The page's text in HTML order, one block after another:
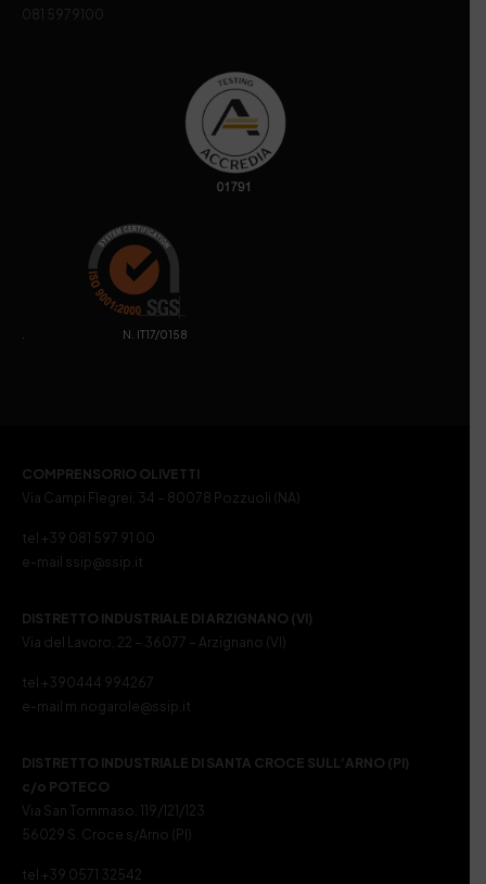
081 5979100
. N. IT17/0158
COMPRENSORIO OLIVETTI
Via Campi Flegrei, 34 – 80078 Pozzuoli (NA)
tel +39 081 597 91 00
e-mail ssip@ssip.it
DISTRETTO INDUSTRIALE DI ARZIGNANO (VI)
Via del Lavoro, 22 – 36077 – Arzignano (VI)
tel +390444 994267
e-mail m.nogarole@ssip.it
DISTRETTO INDUSTRIALE DI SANTA CROCE SULL’ARNO (PI)
c/o POTECO
Via San Tommaso, 119/121/123
56029 S. Croce s/Arno (PI)
tel +39 0571 32542